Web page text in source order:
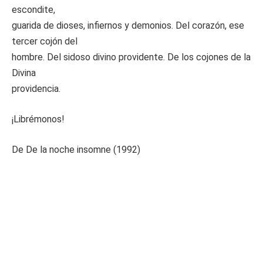
escondite,
guarida de dioses, infiernos y demonios. Del corazón, ese
tercer cojón del
hombre. Del sidoso divino providente. De los cojones de la
Divina
providencia.
¡Librémonos!
De De la noche insomne (1992)